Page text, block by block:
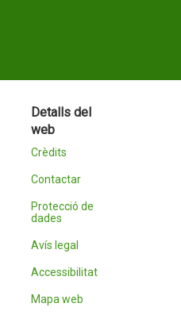
Detalls del
web
Crèdits
Contactar
Protecció de
dades
Avís legal
Accessibilitat
Mapa web